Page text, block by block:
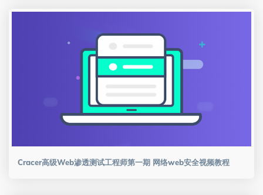
Cracer高级Web渗透测试工程师第一期 网络web安全视频教程